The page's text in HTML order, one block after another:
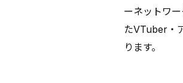
ーネットワ
たVTuber・
ります。